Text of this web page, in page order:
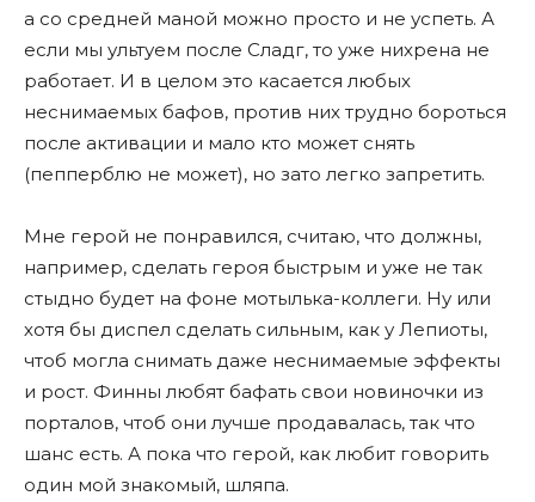
а со средней маной можно просто и не успеть. А
если мы ультуем после Сладг, то уже нихрена не
работает. И в целом это касается любых
неснимаемых бафов, против них трудно бороться
после активации и мало кто может снять
(пепперблю не может), но зато легко запретить.
Мне герой не понравился, считаю, что должны,
например, сделать героя быстрым и уже не так
стыдно будет на фоне мотылька-коллеги. Ну или
хотя бы диспел сделать сильным, как у Лепиоты,
чтоб могла снимать даже неснимаемые эффекты
и рост. Финны любят бафать свои новиночки из
порталов, чтоб они лучше продавалась, так что
шанс есть. А пока что герой, как любит говорить
один мой знакомый, шляпа.